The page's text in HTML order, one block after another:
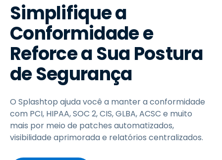
Simplifique a
Conformidade e
Reforce a Sua Postura
de Segurança
O Splashtop ajuda você a manter a conformidade
com PCI, HIPAA, SOC 2, CIS, GLBA, ACSC e muito
mais por meio de patches automatizados,
visibilidade aprimorada e relatórios centralizados.